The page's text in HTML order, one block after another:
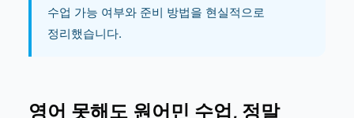
수업 가능 여부와 준비 방법을 현실적으로
정리했습니다.
영어 못해도 원어민 수업, 정말